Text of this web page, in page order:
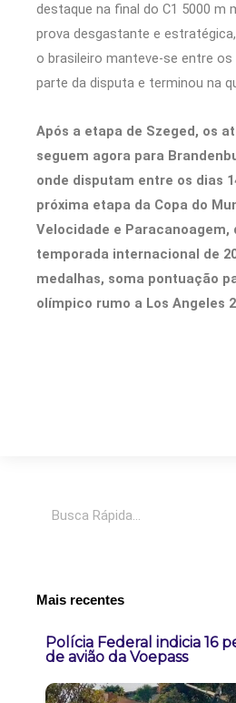
destaque na final do C1 5000 m
prova desgastante e
o brasileiro manteve-se entre os
parte da disputa e terminou na
Após a etapa de Szeged, os
seguem agora para
onde disputam entre os dias
próxima etapa da Copa do
Velocidade e Paracanoagem,
temporada internacional de
medalhas, soma pontuação
olímpico rumo a Los Angeles
Mais recentes
Polícia Federal indicia 16
de avião da Voepass